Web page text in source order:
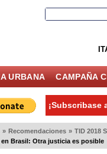
URBANA CAMPAÑA
¡Subscribase
» Recomendaciones » TID 2018
Brasil: Otra justicia es posible